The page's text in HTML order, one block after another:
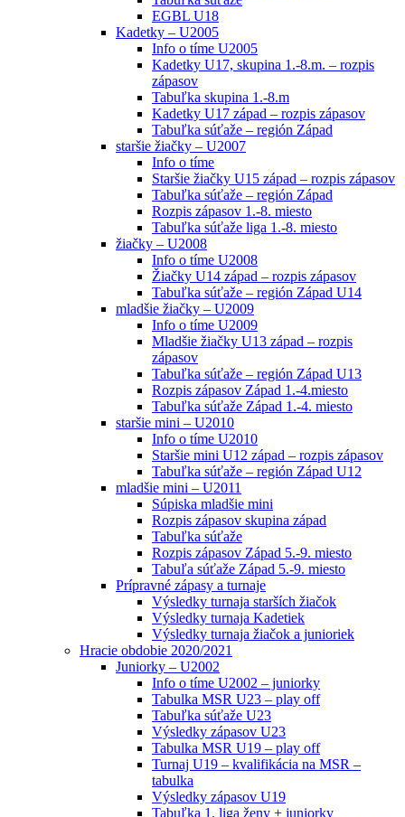
EGBL U18
Kadetky – U2005
Info o tíme U2005
Kadetky U17, skupina 1.-8.m. – rozpis
zápasov
Tabuľka skupina 1.-8.m
Kadetky U17 západ – rozpis zápasov
Tabuľka súťaže – región Západ
staršie žiačky – U2007
Info o tíme
Staršie žiačky U15 západ – rozpis zápasov
Tabuľka súťaže – región Západ
Rozpis zápasov 1.-8. miesto
Tabuľka súťaže liga 1.-8. miesto
žiačky – U2008
Info o tíme U2008
Žiačky U14 západ – rozpis zápasov
Tabuľka súťaže – región Západ U14
mladšie žiačky – U2009
Info o tíme U2009
Mladšie žiačky U13 západ – rozpis
zápasov
Tabuľka súťaže – región Západ U13
Rozpis zápasov Západ 1.-4.miesto
Tabuľka súťaže Západ 1.-4. miesto
staršie mini – U2010
Info o tíme U2010
Staršie mini U12 západ – rozpis zápasov
Tabuľka súťaže – región Západ U12
mladšie mini – U2011
Súpiska mladšie mini
Rozpis zápasov skupina západ
Tabuľka súťaže
Rozpis zápasov Západ 5.-9. miesto
Tabuľa súťaže Západ 5.-9. miesto
Prípravné zápasy a turnaje
Výsledky turnaja starších žiačok
Výsledky turnaja Kadetiek
Výsledky turnaja žiačok a junioriek
Hracie obdobie 2020/2021
Juniorky – U2002
Info o tíme U2002 – juniorky
Tabulka MSR U23 – play off
Tabuľka súťaže U23
Výsledky zápasov U23
Tabulka MSR U19 – play off
Turnaj U19 – kvalifikácia na MSR –
tabulka
Výsledky zápasov U19
Tabuľka 1. liga ženy + juniorky